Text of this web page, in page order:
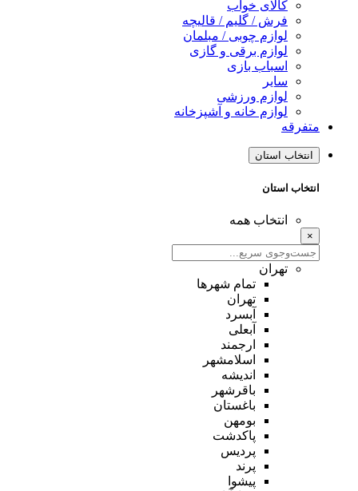
کالای خواب
فرش / گلیم / قالیچه
لوازم چوبی / مبلمان
لوازم برقی و گازی
اسباب بازی
سایر
لوازم ورزشی
لوازم خانه و آشپزخانه
متفرقه
انتخاب استان
انتخاب استان
انتخاب همه
×
تهران
تمام شهر‌ها
تهران
آبسرد
آبعلی
ارجمند
اسلامشهر
اندیشه
باقرشهر
باغستان
بومهن
پاکدشت
پردیس
پرند
پیشوا